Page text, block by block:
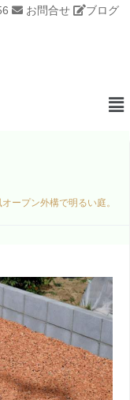
お問合せ
ブログ
ープン外構で明るい庭。